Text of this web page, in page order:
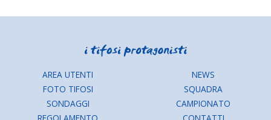
AREA UTENTI
FOTO TIFOSI
SONDAGGI
NEWS
SQUADRA
CAMPIONATO